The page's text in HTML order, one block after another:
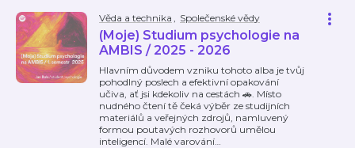
Věda a technika , Společenské vědy
(Moje) Studium psychologie na
AMBIS / 2025 - 2026
Hlavním důvodem vzniku tohoto alba je tvůj
pohodlný poslech a efektivní opakování
učiva, ať jsi kdekoliv na cestách 🚗. Místo
nudného čtení tě čeká výběr ze studijních
materiálů a veřejných zdrojů, namluvený
formou poutavých rozhovorů umělou
inteligencí. Malé varování…